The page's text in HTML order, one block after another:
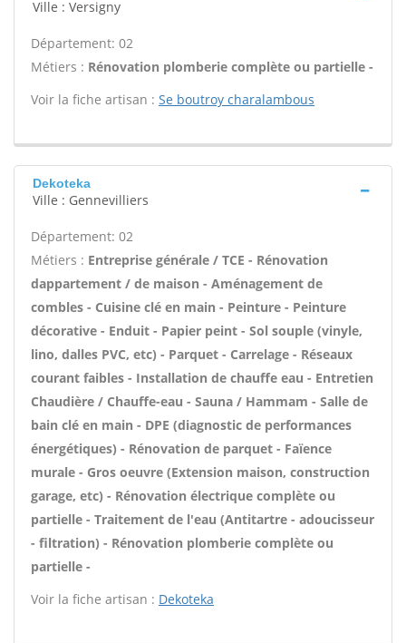
Ville : Versigny
Département: 02
Métiers : Rénovation plomberie complète ou partielle -
Voir la fiche artisan : Se boutroy charalambous
Dekoteka
Ville : Gennevilliers
Département: 02
Métiers : Entreprise générale / TCE - Rénovation
dappartement / de maison - Aménagement de
combles - Cuisine clé en main - Peinture - Peinture
décorative - Enduit - Papier peint - Sol souple (vinyle,
lino, dalles PVC, etc) - Parquet - Carrelage - Réseaux
courant faibles - Installation de chauffe eau - Entretien
Chaudière / Chauffe-eau - Sauna / Hammam - Salle de
bain clé en main - DPE (diagnostic de performances
énergétiques) - Rénovation de parquet - Faïence
murale - Gros oeuvre (Extension maison, construction
garage, etc) - Rénovation électrique complète ou
partielle - Traitement de l'eau (Antitartre - adoucisseur
- filtration) - Rénovation plomberie complète ou
partielle -
Voir la fiche artisan : Dekoteka